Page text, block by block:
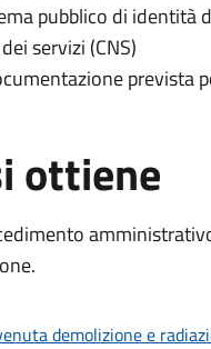
pubblico di identità
servizi (CNS)
prevista
ottiene
demolizione e